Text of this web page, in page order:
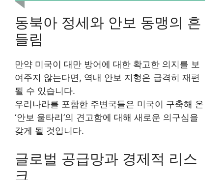
동북아 정세와 안보 동맹의 흔
들림
만약 미국이 대만 방어에 대한 확고한 의지를 보
여주지 않는다면, 역내 안보 지형은 급격히 재편
될 수 있습니다.
우리나라를 포함한 주변국들은 미국이 구축해 온
‘안보 울타리’의 견고함에 대해 새로운 의구심을
갖게 될 것입니다.
글로벌 공급망과 경제적 리스
크